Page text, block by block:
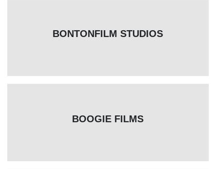
BONTONFILM STUDIOS
BOOGIE FILMS